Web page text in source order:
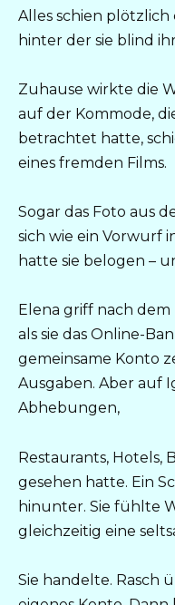
Alles schien plötzlich
hinter der sie blind
Zuhause wirkte die
auf der Kommode,
betrachtet hatte,
eines fremden Films.
Sogar das Foto aus
sich wie ein Vorwurf
hatte sie belogen –
Elena griff nach
als sie das Online-
gemeinsame Konto
Ausgaben. Aber auf
Abhebungen,
Restaurants, Hotels,
gesehen hatte. Ein
hinunter. Sie fühlte
gleichzeitig eine
Sie handelte. Rasch